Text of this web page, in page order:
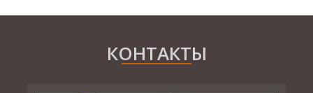
КОНТАКТЫ